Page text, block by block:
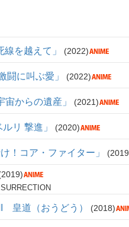
を越えて」 2022
闘に叫ぶ愛」 2022
からの遺産」 2021
リ 撃進」 2020
！コア・ファイター」 2019
2019
皇道（おうどう） 2018